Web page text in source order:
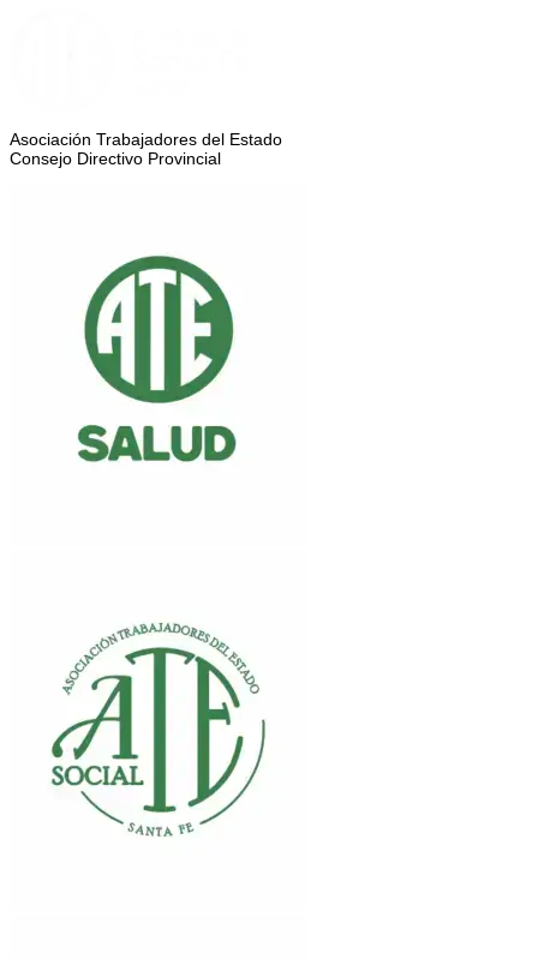
Asociación Trabajadores del Estado
Consejo Directivo Provincial